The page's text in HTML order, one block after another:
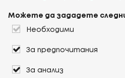
Можете да зададете
Необходими
За предпочитания
За анализ